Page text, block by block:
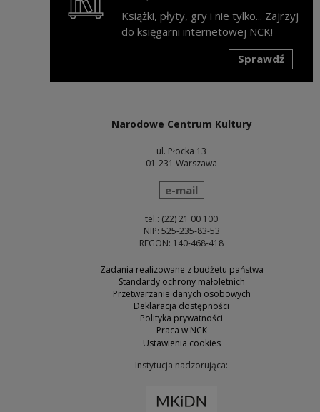
Książki, płyty, gry i nie tylko... Zajrzyj
do księgarni internetowej NCK!
Sprawdź
Narodowe Centrum Kultury
ul. Płocka 13
01-231 Warszawa
wyślij wiadomość
e-mail
tel.: (22) 21 00 100
NIP: 525-235-83-53
REGON: 140-468-418
Zadania realizowane z budżetu państwa
Standardy ochrony małoletnich
Przetwarzanie danych osobowych
Deklaracja dostępności
Polityka prywatności
Praca w NCK
Ustawienia cookies
Instytucja nadzorująca: